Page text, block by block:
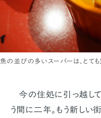
魚の並びの多いスーパーは、とても
今の住処に引っ越して
う間に二年。もう新しい